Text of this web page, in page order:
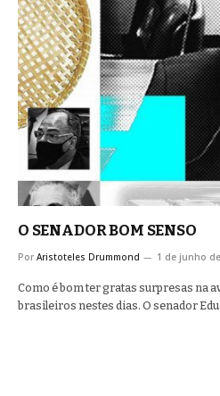
O SENADOR BOM SENSO
Por Aristoteles Drummond 1 de junho
Como é bom ter gratas surpresas na
brasileiros nestes dias. O senador